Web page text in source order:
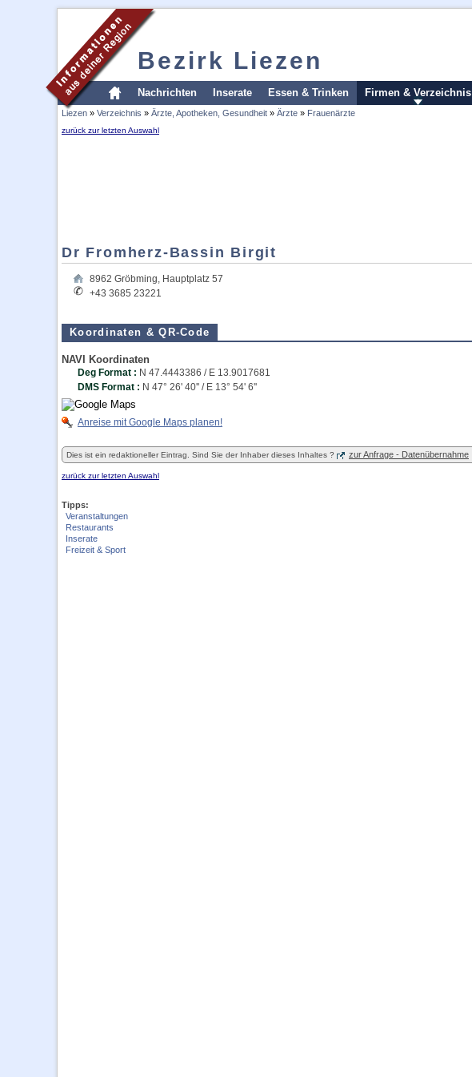
Bezirk Liezen
Nachrichten Inserate Essen & Trinken Firmen & Verzeichnis
Liezen » Verzeichnis » Ärzte, Apotheken, Gesundheit » Ärzte » Frauenärzte
zurück zur letzten Auswahl
Dr Fromherz-Bassin Birgit
8962 Gröbming, Hauptplatz 57
+43 3685 23221
Koordinaten & QR-Code
NAVI Koordinaten
Deg Format : N 47.4443386 / E 13.9017681
DMS Format : N 47° 26' 40'' / E 13° 54' 6''
Anreise mit Google Maps planen!
Dies ist ein redaktioneller Eintrag. Sind Sie der Inhaber dieses Inhaltes ? zur Anfrage - Datenübernahme
zurück zur letzten Auswahl
Tipps:
Veranstaltungen
Restaurants
Inserate
Freizeit & Sport